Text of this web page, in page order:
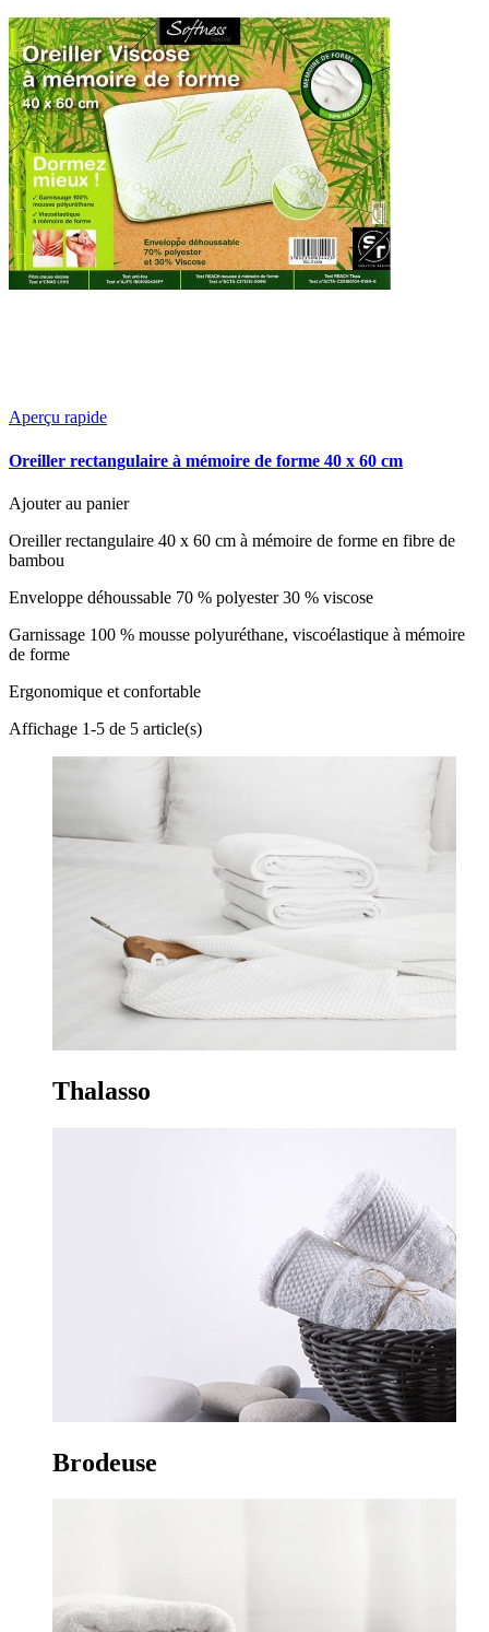
Aperçu rapide
Oreiller rectangulaire à mémoire de forme 40 x 60 cm
Ajouter au panier
Oreiller rectangulaire 40 x 60 cm à mémoire de forme en fibre de
bambou
Enveloppe déhoussable 70 % polyester 30 % viscose
Garnissage 100 % mousse polyuréthane, viscoélastique à mémoire
de forme
Ergonomique et confortable
Affichage 1-5 de 5 article(s)
Thalasso
Brodeuse